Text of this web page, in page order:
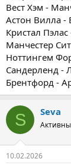
Вест Хэм -
Астон Вилла -
Кристал
Манчестер
Ноттингем
Сандерленд -
Брентфорд -
S Seva
10.02.2026